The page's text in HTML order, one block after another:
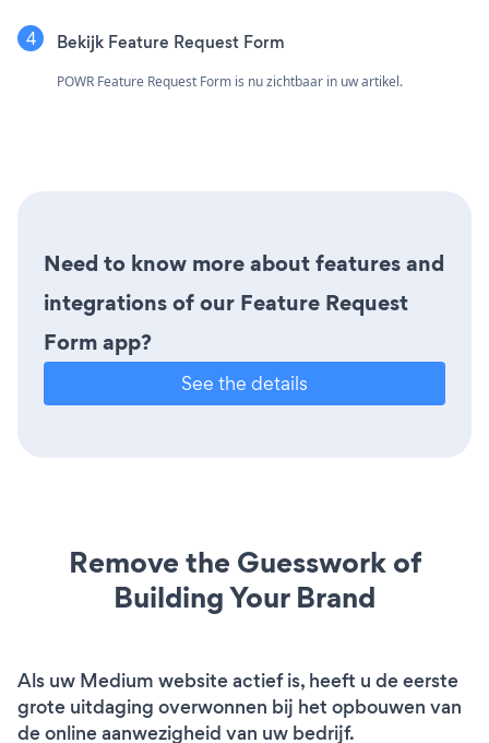
Bekijk Feature Request Form
POWR Feature Request Form is nu zichtbaar in uw artikel.
Need to know more about features and
integrations of our Feature Request
Form app?
See the details
Remove the Guesswork of
Building Your Brand
Als uw Medium website actief is, heeft u de eerste
grote uitdaging overwonnen bij het opbouwen van
de online aanwezigheid van uw bedrijf.